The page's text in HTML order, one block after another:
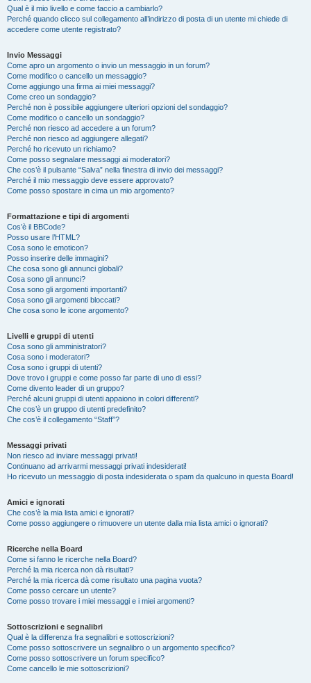
Qual è il mio livello e come faccio a cambiarlo?
Perché quando clicco sul collegamento all’indirizzo di posta di un utente mi chiede di
accedere come utente registrato?
Invio Messaggi
Come apro un argomento o invio un messaggio in un forum?
Come modifico o cancello un messaggio?
Come aggiungo una firma ai miei messaggi?
Come creo un sondaggio?
Perché non è possibile aggiungere ulteriori opzioni del sondaggio?
Come modifico o cancello un sondaggio?
Perché non riesco ad accedere a un forum?
Perché non riesco ad aggiungere allegati?
Perché ho ricevuto un richiamo?
Come posso segnalare messaggi ai moderatori?
Che cos’è il pulsante “Salva” nella finestra di invio dei messaggi?
Perché il mio messaggio deve essere approvato?
Come posso spostare in cima un mio argomento?
Formattazione e tipi di argomenti
Cos’è il BBCode?
Posso usare l’HTML?
Cosa sono le emoticon?
Posso inserire delle immagini?
Che cosa sono gli annunci globali?
Cosa sono gli annunci?
Cosa sono gli argomenti importanti?
Cosa sono gli argomenti bloccati?
Che cosa sono le icone argomento?
Livelli e gruppi di utenti
Cosa sono gli amministratori?
Cosa sono i moderatori?
Cosa sono i gruppi di utenti?
Dove trovo i gruppi e come posso far parte di uno di essi?
Come divento leader di un gruppo?
Perché alcuni gruppi di utenti appaiono in colori differenti?
Che cos’è un gruppo di utenti predefinito?
Che cos’è il collegamento “Staff”?
Messaggi privati
Non riesco ad inviare messaggi privati!
Continuano ad arrivarmi messaggi privati indesiderati!
Ho ricevuto un messaggio di posta indesiderata o spam da qualcuno in questa Board!
Amici e ignorati
Che cos’è la mia lista amici e ignorati?
Come posso aggiungere o rimuovere un utente dalla mia lista amici o ignorati?
Ricerche nella Board
Come si fanno le ricerche nella Board?
Perché la mia ricerca non dà risultati?
Perché la mia ricerca dà come risultato una pagina vuota?
Come posso cercare un utente?
Come posso trovare i miei messaggi e i miei argomenti?
Sottoscrizioni e segnalibri
Qual è la differenza fra segnalibri e sottoscrizioni?
Come posso sottoscrivere un segnalibro o un argomento specifico?
Come posso sottoscrivere un forum specifico?
Come cancello le mie sottoscrizioni?